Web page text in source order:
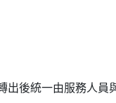
出後統一由服務人員